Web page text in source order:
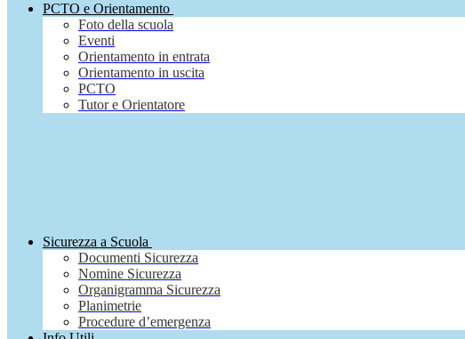
PCTO e Orientamento
Foto della scuola
Eventi
Orientamento in entrata
Orientamento in uscita
PCTO
Tutor e Orientatore
Sicurezza a Scuola
Documenti Sicurezza
Nomine Sicurezza
Organigramma Sicurezza
Planimetrie
Procedure d’emergenza